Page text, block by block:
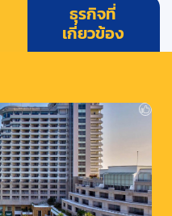
ธุรกิจที่
เกี่ยวข้อง